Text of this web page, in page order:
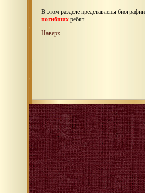
В этом разделе представлены
погибших ребят.
Наверх